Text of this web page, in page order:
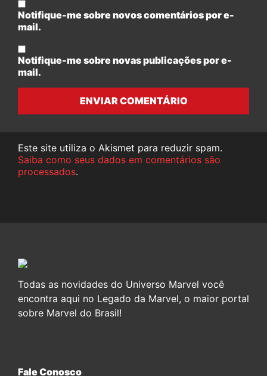
Notifique-me sobre novos comentários por e-
mail.
Notifique-me sobre novas publicações por e-
mail.
ENVIAR COMENTÁRIO
Este site utiliza o Akismet para reduzir spam.
Saiba como seus dados em comentários são
processados.
Todas as novidades do Universo Marvel você
encontra aqui no Legado da Marvel, o maior portal
sobre Marvel do Brasil!
Fale Conosco